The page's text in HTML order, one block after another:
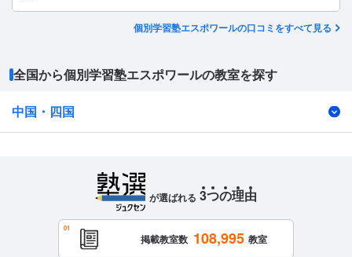
個別学習塾エスポワールの口コミをすべて見る
全国から個別学習塾エスポワールの教室を探す
中国・四国
が選ばれる 3つの理由
掲載教室数 108,995 教室